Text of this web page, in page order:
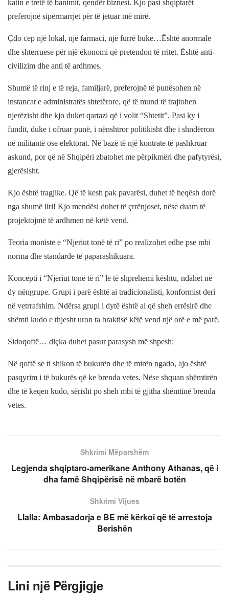
katin e tretë të banimit, qendër biznesi. Kjo pasi shqiptarët
preferojnë sipërmarrjet për të jetuar më mirë.
Çdo cep një lokal, një farmaci, një furrë buke…Është anormale
dhe shterruese për një ekonomi që pretendon të rritet. Është anti-
civilizim dhe anti të ardhmes.
Shumë të rinj e të reja, familjarë, preferojnë të punësohen në
instancat e administratës shtetërore, që të mund të trajtohen
njerëzisht dhe kjo duket qartazi që i volit “Shtetit”. Pasi ky i
fundit, duke i ofruar punë, i nënshtror politikisht dhe i shndërron
në militantë ose elektorat. Në bazë të një kontrate të pashkruar
askund, por që në Shqipëri zbatohet me përpikmëri dhe pafytyrësi,
gjerësisht.
Kjo është tragjike. Që të kesh pak pavarësi, duhet të heqësh dorë
nga shumë liri! Kjo mendësi duhet të çrrënjoset, nëse duam të
projektojmë të ardhmen në këtë vend.
Teoria moniste e “Njeriut tonë të ri” po realizohet edhe pse mbi
norma dhe standarde të paparashikuara.
Koncepti i “Njeriut tonë të ri” le të shprehemi kështu, ndahet në
dy nëngrupe. Grupi i parë është ai tradicionalisti, konformist deri
në vetrrafshim. Ndërsa grupi i dytë është ai që sheh errësirë dhe
shëmti kudo e thjesht uron ta braktisë këtë vend një orë e më parë.
Sidoqoftë… diçka duhet pasur parasysh më shpesh:
Në qoftë se ti shikon të bukurën dhe të mirën ngado, ajo është
pasqyrim i të bukurës që ke brenda vetes. Nëse shquan shëmtirën
dhe të keqen kudo, sërisht po sheh mbi të gjitha shëmtinë brenda
vetes.
Shkrimi Mëparshëm
Legjenda shqiptaro-amerikane Anthony Athanas, që i
dha famë Shqipërisë në mbarë botën
Shkrimi Vijues
Llalla: Ambasadorja e BE më kërkoi që të arrestoja
Berishën
Lini një Përgjigje